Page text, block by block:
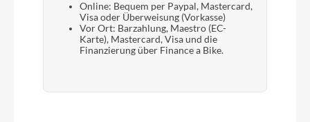
Online: Bequem per Paypal, Mastercard,
Visa oder Überweisung (Vorkasse)
Vor Ort: Barzahlung, Maestro (EC-
Karte), Mastercard, Visa und die
Finanzierung über Finance a Bike.